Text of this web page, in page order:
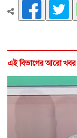
এই বিভাগের আরো খবর